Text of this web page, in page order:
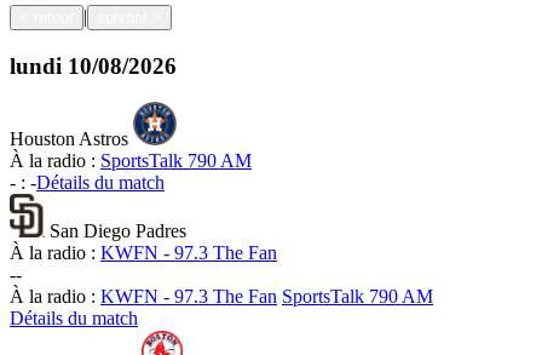
|
lundi 10/08/2026
Houston Astros
À la radio : SportsTalk 790 AM
- : -Détails du match
San Diego Padres
À la radio : KWFN - 97.3 The Fan
--
À la radio : KWFN - 97.3 The Fan SportsTalk 790 AM
Détails du match